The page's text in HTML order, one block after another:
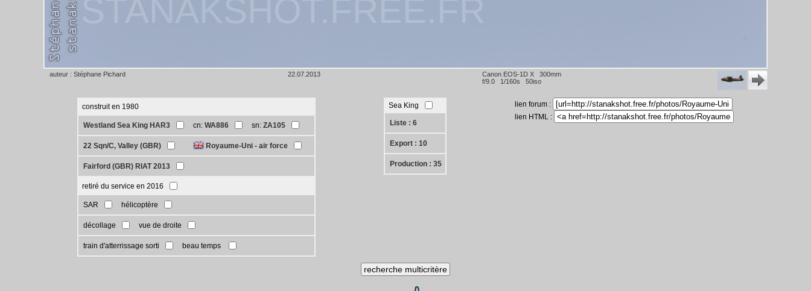
auteur : Stéphane Pichard 22.07.2013
Canon EOS-1D X 300mm
f/9.0 1/160s 50iso
construit en 1980
Westland Sea King HAR3 cn:WA886 sn:ZA105
22 Sqn/C, Valley (GBR) Royaume-Uni - air force
Fairford (GBR) RIAT 2013
retiré du service en 2016
SAR hélicoptère
décollage vue de droite
train d'atterrissage sorti beau temps
Sea King
Liste : 6
Export : 10
Production : 35
lien forum :
lien HTML :